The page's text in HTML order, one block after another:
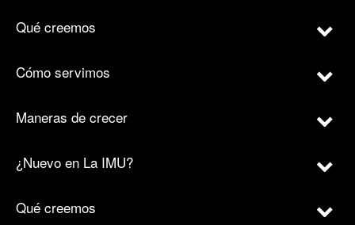
Qué creemos
Cómo servimos
Maneras de crecer
¿Nuevo en La IMU?
Qué creemos